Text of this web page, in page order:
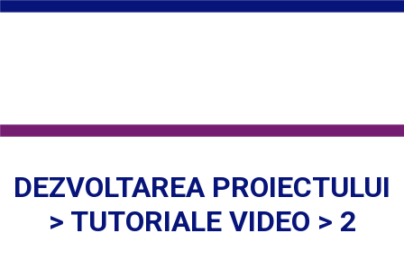
DEZVOLTAREA PROIECTULUI
> TUTORIALE VIDEO > 2